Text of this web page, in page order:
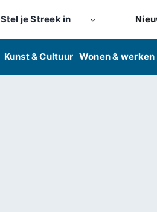
Stel je Streek in
Kunst & Cultuur Wonen & werken